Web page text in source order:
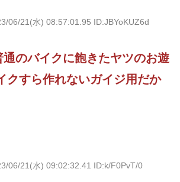
06/21(水) 08:57:01.95 ID:JBYoKUZ6d
通のバイクに飽きたヤツのお遊
クすら作れないガイジ用だか
06/21(水) 09:02:32.41 ID:k/F0PvT/0